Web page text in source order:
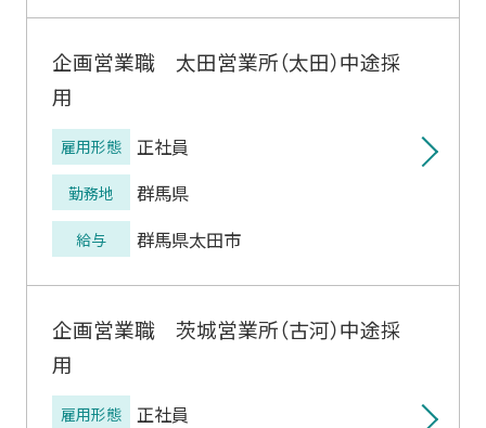
企画営業職 太田営業所（太田）中途採
用
雇用形態 正社員
勤務地 群馬県
給与 群馬県太田市
企画営業職 茨城営業所（古河）中途採
用
雇用形態 正社員